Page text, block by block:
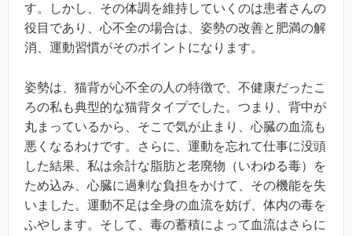
す。しかし、その体調を維持していくのは患者さんの
役目であり、心不全の場合は、姿勢の改善と肥満の解
消、運動習慣がそのポイントになります。
姿勢は、猫背が心不全の人の特徴で、不健康だったこ
ろの私も典型的な猫背タイプでした。つまり、背中が
丸まっているから、そこで気が止まり、心臓の血流も
悪くなるわけです。さらに、運動を忘れて仕事に没頭
した結果、私は余計な脂肪と老廃物（いわゆる毒）を
ため込み、心臓に過剰な負担をかけて、その機能を失
いました。運動不足は全身の血流を妨げ、体内の毒を
ふやします。そして、毒の蓄積によって血流はさらに